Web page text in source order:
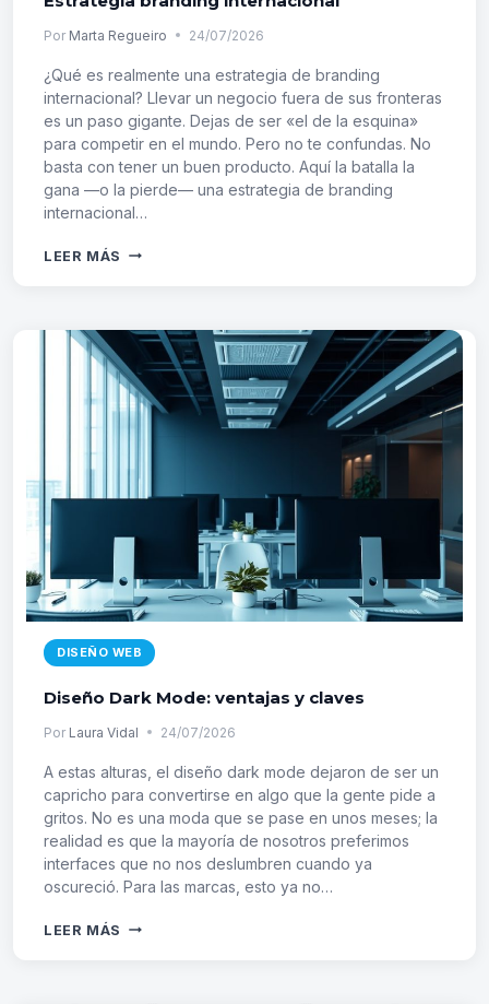
Por Marta Regueiro 24/07/2026
¿Qué es realmente una estrategia de branding
internacional? Llevar un negocio fuera de sus fronteras
es un paso gigante. Dejas de ser «el de la esquina»
para competir en el mundo. Pero no te confundas. No
basta con tener un buen producto. Aquí la batalla la
gana —o la pierde— una estrategia de branding
internacional…
LEER MÁS ESTRATEGIA
DISEÑO WEB
Diseño Dark Mode: ventajas y claves
Por Laura Vidal 24/07/2026
A estas alturas, el diseño dark mode dejaron de ser un
capricho para convertirse en algo que la gente pide a
gritos. No es una moda que se pase en unos meses; la
realidad es que la mayoría de nosotros preferimos
interfaces que no nos deslumbren cuando ya
oscureció. Para las marcas, esto ya no…
LEER MÁS DISEÑO